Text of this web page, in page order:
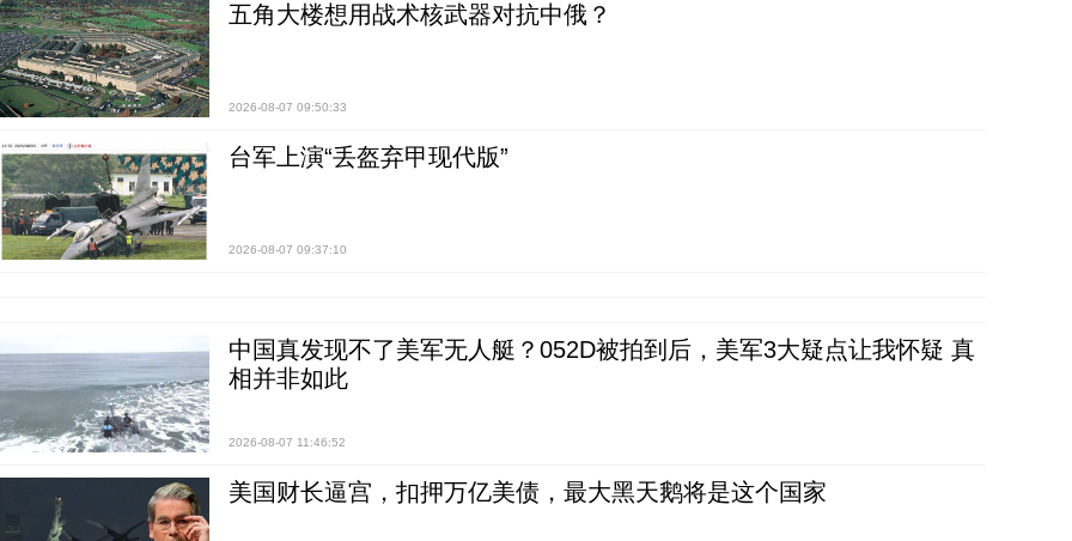
五角大楼想用战术核武器对抗中俄？
2026-08-07 09:50:33
台军上演“丢盔弃甲现代版”
2026-08-07 09:37:10
中国真发现不了美军无人艇？052D被拍到后，美军3大疑点让我怀疑 真
相并非如此
2026-08-07 11:46:52
美国财长逼宫，扣押万亿美债，最大黑天鹅将是这个国家